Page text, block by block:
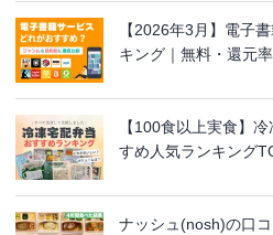
【2026年3月】電子
キング｜無料・還元
【100食以上実食】
すめ人気ランキング
ナッシュ(nosh)の口